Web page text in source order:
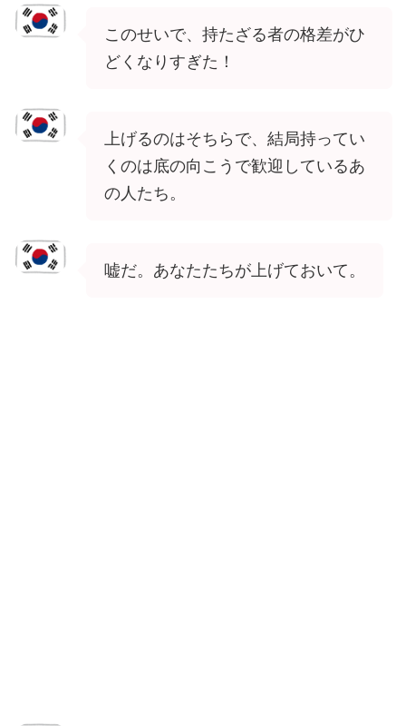
このせいで、持たざる者の格差がひ
どくなりすぎた！
上げるのはそちらで、結局持ってい
くのは底の向こうで歓迎しているあ
の人たち。
嘘だ。あなたたちが上げておいて。